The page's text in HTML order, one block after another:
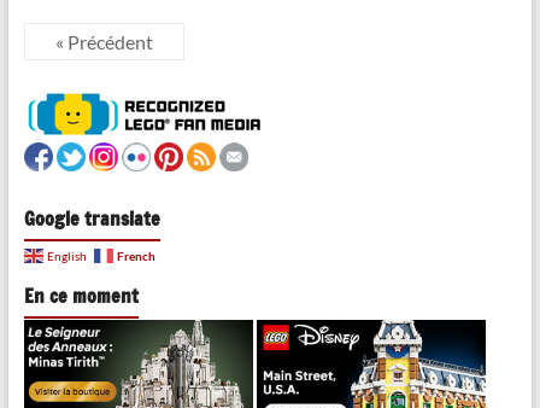
« Précédent
Google translate
English French
En ce moment